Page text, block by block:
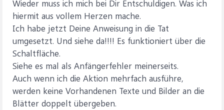
Wieder muss ich mich bei Dir Entschuldigen. Was ich
hiermit aus vollem Herzen mache.
Ich habe jetzt Deine Anweisung in die Tat
umgesetzt. Und siehe da!!!! Es funktioniert über die
Schaltfläche.
Siehe es mal als Anfängerfehler meinerseits.
Auch wenn ich die Aktion mehrfach ausführe,
werden keine Vorhandenen Texte und Bilder an die
Blätter doppelt übergeben.